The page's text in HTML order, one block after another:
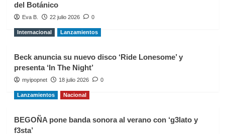
del Botánico
Eva B. 22 julio 2026 0
Internacional Lanzamientos
Beck anuncia su nuevo disco ‘Ride Lonesome’ y
presenta ‘In The Night’
myipopnet 18 julio 2026 0
Lanzamientos Nacional
BEGOÑA pone banda sonora al verano con ‘g3lato y
f3sta’